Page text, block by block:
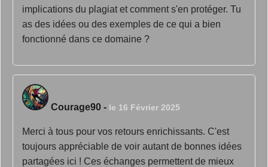
implications du plagiat et comment s'en protéger. Tu
as des idées ou des exemples de ce qui a bien
fonctionné dans ce domaine ?
Courage90 - le 16 Février 2025
Merci à tous pour vos retours enrichissants. C'est
toujours appréciable de voir autant de bonnes idées
partagées ici ! Ces échanges permettent de mieux